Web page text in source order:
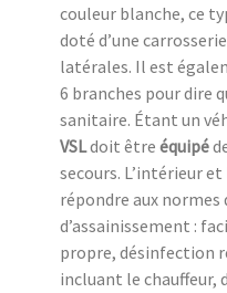
couleur blanche, ce
doté d’une
latérales. Il est
6 branches pour dire
sanitaire. Étant un
VSLdoit être équipé
secours. L’intérieur
répondre aux normes
d’assainissement :
propre, désinfection
incluant le chauffeur,